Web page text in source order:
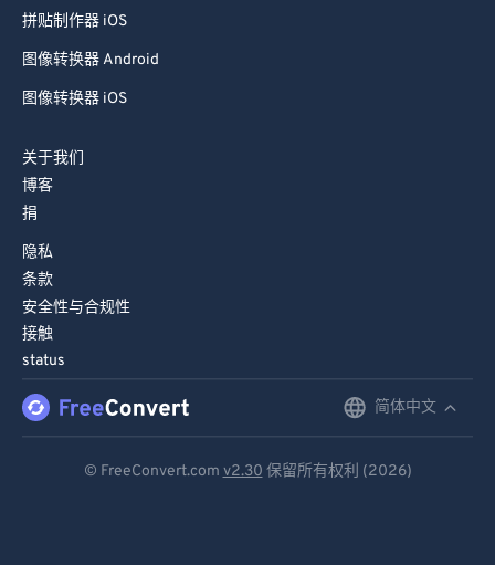
拼贴制作器 iOS
图像转换器 Android
图像转换器 iOS
关于我们
博客
捐
隐私
条款
安全性与合规性
接触
status
简体中文
© FreeConvert.com v2.30 保留所有权利 (2026)